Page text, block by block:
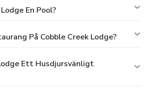
En Pool?
På Cobble Creek Lodge?
Ett Husdjursvänligt